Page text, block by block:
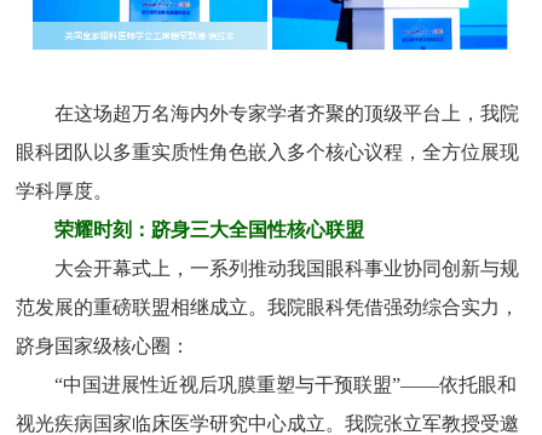
在这场超万名海内外专家学者齐聚的顶级平台上，我院
眼科团队以多重实质性角色嵌入多个核心议程，全方位展现
学科厚度。
荣耀时刻：跻身三大全国性核心联盟
大会开幕式上，一系列推动我国眼科事业协同创新与规
范发展的重磅联盟相继成立。我院眼科凭借强劲综合实力，
跻身国家级核心圈：
“中国进展性近视后巩膜重塑与干预联盟”——依托眼和
视光疾病国家临床医学研究中心成立。我院张立军教授受邀